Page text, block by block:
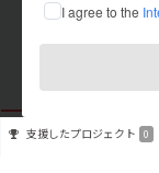
I agree to the
在住国：未設定
出身国：未設定
支援したプロジェクト 0